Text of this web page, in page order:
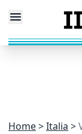
Home Italia